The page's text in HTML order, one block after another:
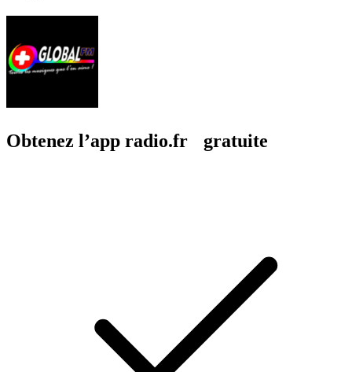
Obtenez l’app radio.fr gratuite